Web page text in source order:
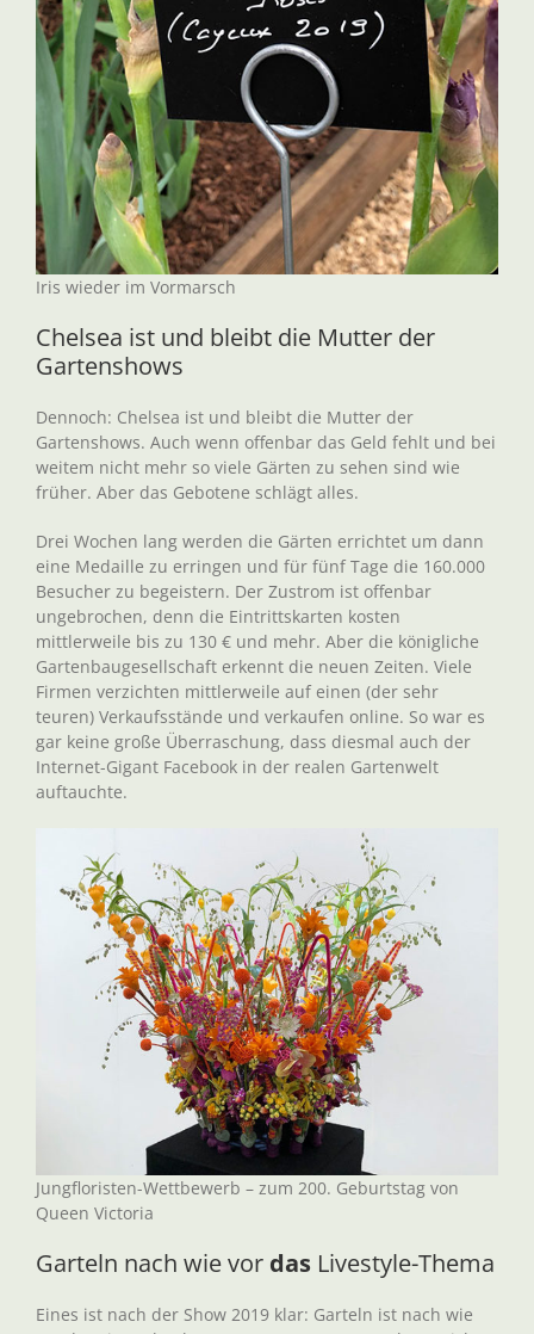
Iris wieder im Vormarsch
Chelsea ist und bleibt die Mutter der
Gartenshows
Dennoch: Chelsea ist und bleibt die Mutter der
Gartenshows. Auch wenn offenbar das Geld fehlt und bei
weitem nicht mehr so viele Gärten zu sehen sind wie
früher. Aber das Gebotene schlägt alles.
Drei Wochen lang werden die Gärten errichtet um dann
eine Medaille zu erringen und für fünf Tage die 160.000
Besucher zu begeistern. Der Zustrom ist offenbar
ungebrochen, denn die Eintrittskarten kosten
mittlerweile bis zu 130 € und mehr. Aber die königliche
Gartenbaugesellschaft erkennt die neuen Zeiten. Viele
Firmen verzichten mittlerweile auf einen (der sehr
teuren) Verkaufsstände und verkaufen online. So war es
gar keine große Überraschung, dass diesmal auch der
Internet-Gigant Facebook in der realen Gartenwelt
auftauchte.
Jungfloristen-Wettbewerb – zum 200. Geburtstag von
Queen Victoria
Garteln nach wie vor das Livestyle-Thema
Eines ist nach der Show 2019 klar: Garteln ist nach wie